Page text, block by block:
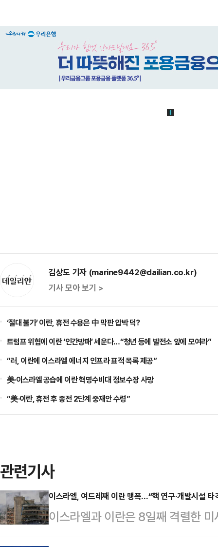
김상도 기자 (marine9442@dailian.co.kr)
기사 모아 보기 >
‘절대 불가’ 이란, 휴전 수용은 中 막판 압박 덕?
트럼프 위협에 이란 ‘인간방패’ 세운다…“청년 등에 발전소 앞에 모여라”
“러, 이란에 이스라엘 에너지 인프라 표적 목록 제공”
美·이스라엘 공습에 이란 혁명수비대 정보수장 사망
“美·이란, 휴전 후 종전 2단계 중재안 수령”
관련기사
이스라엘, 여드레째 이란 맹폭…“핵 연구·개발시설 타
이스라엘과 이란은 8일째 격렬한
의 핵과 신무기 개발본부를 공격했